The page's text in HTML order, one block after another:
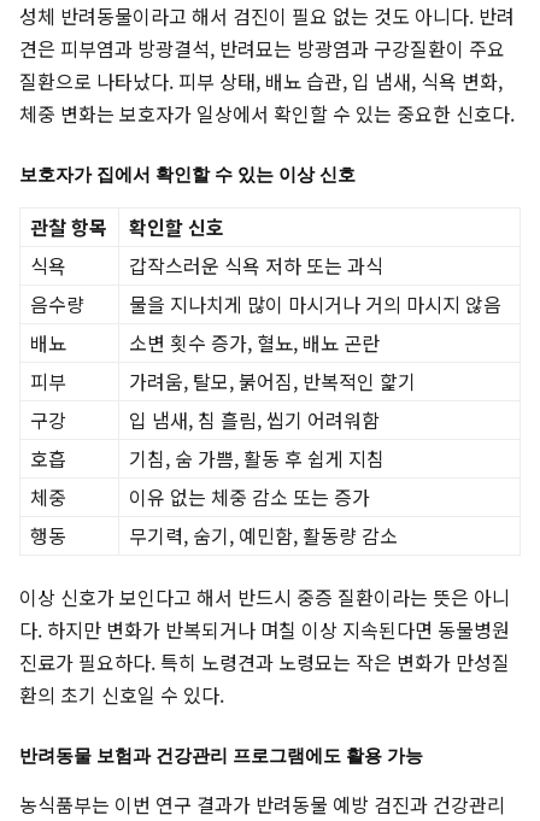
성체 반려동물이라고 해서 검진이 필요 없는 것도 아니다. 반려
견은 피부염과 방광결석, 반려묘는 방광염과 구강질환이 주요
질환으로 나타났다. 피부 상태, 배뇨 습관, 입 냄새, 식욕 변화,
체중 변화는 보호자가 일상에서 확인할 수 있는 중요한 신호다.
보호자가 집에서 확인할 수 있는 이상 신호
관찰 항목
확인할 신호
식욕
갑작스러운 식욕 저하 또는 과식
음수량
물을 지나치게 많이 마시거나 거의 마시지 않음
배뇨
소변 횟수 증가, 혈뇨, 배뇨 곤란
피부
가려움, 탈모, 붉어짐, 반복적인 핥기
구강
입 냄새, 침 흘림, 씹기 어려워함
호흡
기침, 숨 가쁨, 활동 후 쉽게 지침
체중
이유 없는 체중 감소 또는 증가
행동
무기력, 숨기, 예민함, 활동량 감소
이상 신호가 보인다고 해서 반드시 중증 질환이라는 뜻은 아니
다. 하지만 변화가 반복되거나 며칠 이상 지속된다면 동물병원
진료가 필요하다. 특히 노령견과 노령묘는 작은 변화가 만성질
환의 초기 신호일 수 있다.
반려동물 보험과 건강관리 프로그램에도 활용 가능
농식품부는 이번 연구 결과가 반려동물 예방 검진과 건강관리